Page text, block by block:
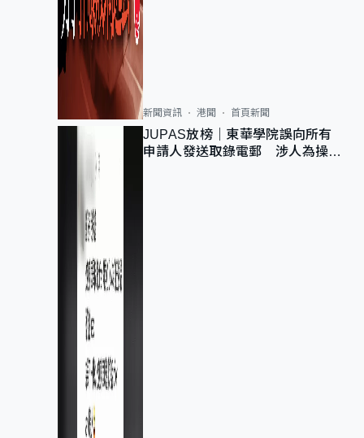
新聞資訊 港聞 首頁新聞
JUPAS放榜｜東華學院誤向所有
申請人發送取錄電郵 涉人為操作